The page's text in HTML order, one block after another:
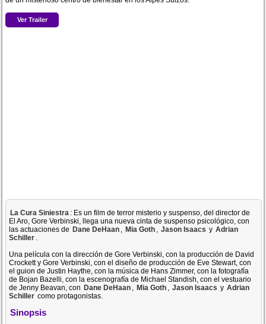
Ver Trailer
La Cura Siniestra : Es un film de terror misterio y suspenso, del director de
El Aro, Gore Verbinski, llega una nueva cinta de suspenso psicológico, con
las actuaciones de Dane DeHaan , Mia Goth , Jason Isaacs y Adrian
Schiller .
Una película con la dirección de Gore Verbinski, con la producción de David
Crockett y Gore Verbinski, con el diseño de producción de Eve Stewart, con
el guion de Justin Haythe, con la música de Hans Zimmer, con la fotografía
de Bojan Bazelli, con la escenografía de Michael Standish, con el vestuario
de Jenny Beavan, con Dane DeHaan , Mia Goth , Jason Isaacs y Adrian
Schiller como protagonistas.
Sinopsis